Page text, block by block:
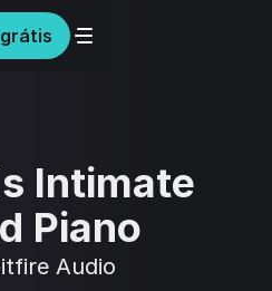
Intimate
Piano
Audio